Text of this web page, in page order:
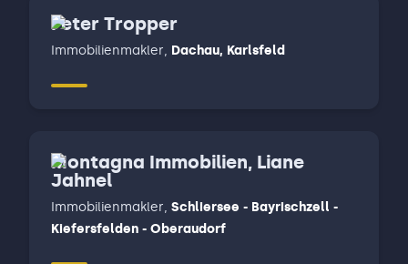
Peter Tropper
Immobilienmakler, Dachau, Karlsfeld
Montagna Immobilien, Liane
Jahnel
Immobilienmakler, Schliersee - Bayrischzell -
Kiefersfelden - Oberaudorf